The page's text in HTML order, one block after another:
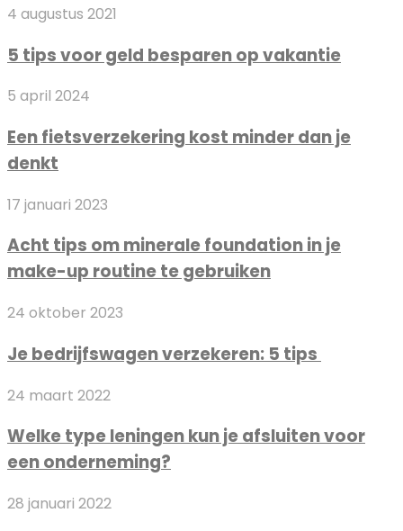
bouwafval
container
5
voor
besparen
op
vakantie
4 augustus 2021
5 tips voor geld besparen op vakantie
Een
kost
minder
je
5 april 2024
Een fietsverzekering kost minder dan je
denkt
Acht
om
minerale
in
make-
routine
te
gebruiken
17 januari 2023
Acht tips om minerale foundation in je
make-up routine te gebruiken
Je
verzekeren:
tips
24 oktober 2023
Je bedrijfswagen verzekeren: 5 tips
Welke
leningen
kun
afsluiten
24 maart 2022
Welke type leningen kun je afsluiten voor
een onderneming?
Kraamcadeaus
28 januari 2022